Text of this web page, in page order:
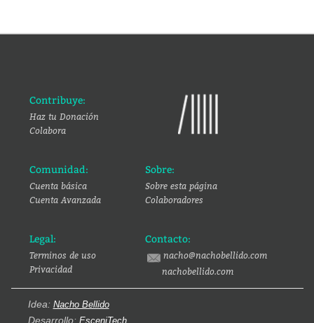
Contribuye:
Haz tu Donación
Colabora
Comunidad:
Cuenta básica
Cuenta Avanzada
Sobre:
Sobre esta página
Colaboradores
Legal:
Terminos de uso
Privacidad
Contacto:
nacho@nachobellido.com
nachobellido.com
Idea: Nacho Bellido
Desarrollo: EsceniTech